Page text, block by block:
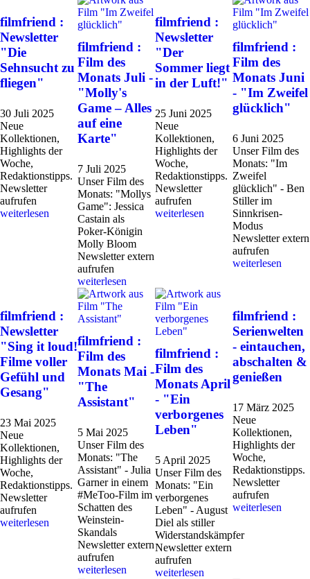
filmfriend :
Newsletter
"Die
Sehnsucht zu
fliegen"
30 Juli 2025
Neue
Kollektionen,
Highlights der
Woche,
Redaktionstipps.
Newsletter
aufrufen
weiterlesen
filmfriend :
Film des
Monats Juli -
"Molly's
Game – Alles
auf eine
Karte"
7 Juli 2025
Unser Film des
Monats: "Mollys
Game": Jessica
Castain als
Poker-Königin
Molly Bloom
Newsletter extern
aufrufen
weiterlesen
filmfriend :
Newsletter
"Der
Sommer liegt
in der Luft!"
25 Juni 2025
Neue
Kollektionen,
Highlights der
Woche,
Redaktionstipps.
Newsletter
aufrufen
weiterlesen
filmfriend :
Film des
Monats Juni
- "Im Zweifel
glücklich"
6 Juni 2025
Unser Film des
Monats: "Im
Zweifel
glücklich" - Ben
Stiller im
Sinnkrisen-
Modus
Newsletter extern
aufrufen
weiterlesen
filmfriend :
Newsletter
"Sing it loud!
Filme voller
Gefühl und
Gesang"
23 Mai 2025
Neue
Kollektionen,
Highlights der
Woche,
Redaktionstipps.
Newsletter
aufrufen
weiterlesen
filmfriend :
Film des
Monats Mai -
"The
Assistant"
5 Mai 2025
Unser Film des
Monats: "The
Assistant" - Julia
Garner in einem
#MeToo-Film im
Schatten des
Weinstein-
Skandals
Newsletter extern
aufrufen
weiterlesen
filmfriend :
Film des
Monats April
- "Ein
verborgenes
Leben"
5 April 2025
Unser Film des
Monats: "Ein
verborgenes
Leben" - August
Diel als stiller
Widerstandskämpfer
Newsletter extern
aufrufen
weiterlesen
filmfriend :
Serienwelten
- eintauchen,
abschalten &
genießen
17 März 2025
Neue
Kollektionen,
Highlights der
Woche,
Redaktionstipps.
Newsletter
aufrufen
weiterlesen